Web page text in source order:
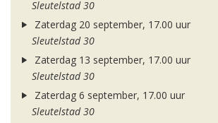
Sleutelstad 30
Zaterdag 20 september, 17.00 uur
Sleutelstad 30
Zaterdag 13 september, 17.00 uur
Sleutelstad 30
Zaterdag 6 september, 17.00 uur
Sleutelstad 30